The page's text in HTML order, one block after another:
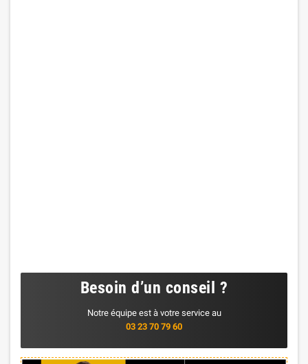
Besoin d’un conseil ?
Notre équipe est à votre service au
03 23 70 79 60